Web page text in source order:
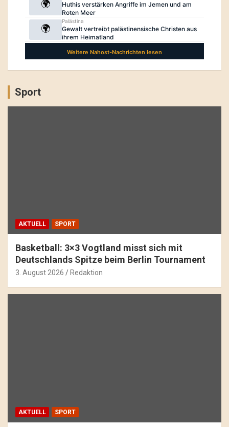
Sport
AKTUELL SPORT
Basketball: 3×3 Vogtland misst sich mit
Deutschlands Spitze beim Berlin Tournament
3. August 2026 Redaktion
AKTUELL SPORT